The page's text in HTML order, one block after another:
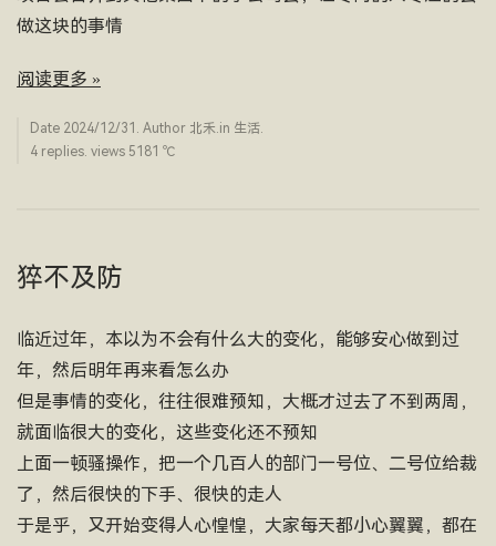
做这块的事情
阅读更多 »
Date 2024/12/31 . Author 北禾.in 生活.
4 replies. views 5181 ­℃
猝不及防
临近过年，本以为不会有什么大的变化，能够安心做到过
年，然后明年再来看怎么办
但是事情的变化，往往很难预知，大概才过去了不到两周，
就面临很大的变化，这些变化还不预知
上面一顿骚操作，把一个几百人的部门一号位、二号位给裁
了，然后很快的下手、很快的走人
于是乎，又开始变得人心惶惶，大家每天都小心翼翼，都在